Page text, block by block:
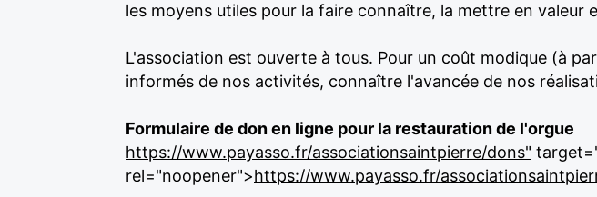
les moyens utiles pour la faire connaître, la mettre en
L'association est ouverte à tous. Pour un coût modique (à
informés de nos activités, connaître l'avancée de nos
Formulaire de don en ligne pour la restauration de l'orgue
https://www.payasso.fr/associationsaintpierre/dons"
rel="noopener">https://www.payasso.fr/